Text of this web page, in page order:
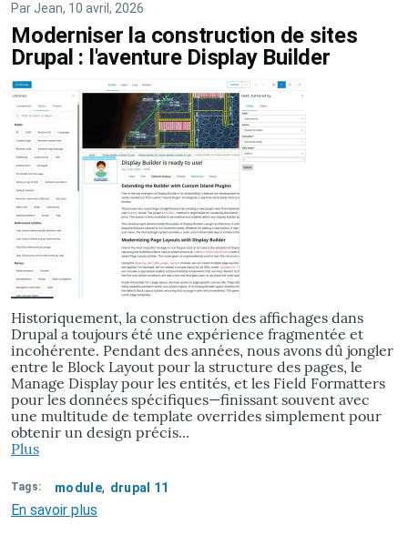
Par Jean, 10 avril, 2026
Moderniser la construction de sites
Drupal : l'aventure Display Builder
Historiquement, la construction des affichages dans
Drupal a toujours été une expérience fragmentée et
incohérente. Pendant des années, nous avons dû jongler
entre le Block Layout pour la structure des pages, le
Manage Display pour les entités, et les Field Formatters
pour les données spécifiques—finissant souvent avec
une multitude de template overrides simplement pour
obtenir un design précis...
Plus
Tags module drupal 11
En savoir plus